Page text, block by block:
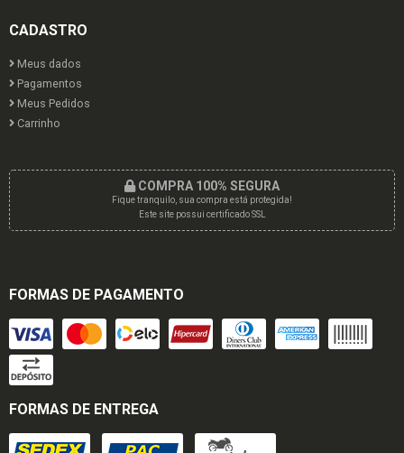
CADASTRO
Meus dados
Pagamentos
Meus Pedidos
Carrinho
COMPRA 100% SEGURA
Fique tranquilo, sua compra está protegida!
Este site possui certificado SSL
FORMAS DE PAGAMENTO
FORMAS DE ENTREGA